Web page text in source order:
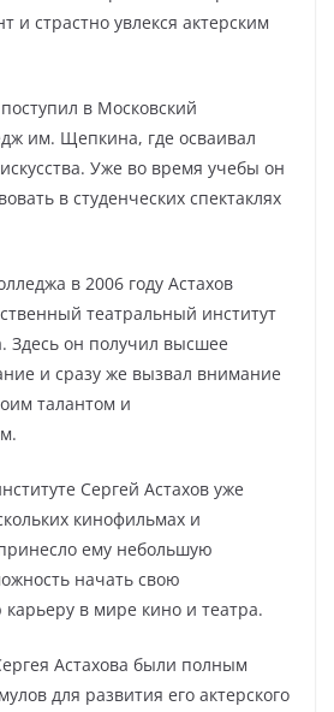
и страстно увлекся актерским
в Московский
им. Щепкина, где осваивал
Уже во время учебы он
в студенческих спектаклях
в 2006 году Астахов
театральный институт
Здесь он получил высшее
и сразу же вызвал внимание
талантом и
Сергей Астахов уже
кинофильмах и
ему небольшую
начать свою
в мире кино и театра.
Астахова были полным
для развития его актерского